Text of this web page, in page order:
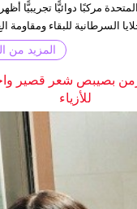
مركبًا دوائيًّا تجريبيًّا
السرطانية للبقاء ومقاومة
المزيد من
بصيبص شعر قصير
للأزياء